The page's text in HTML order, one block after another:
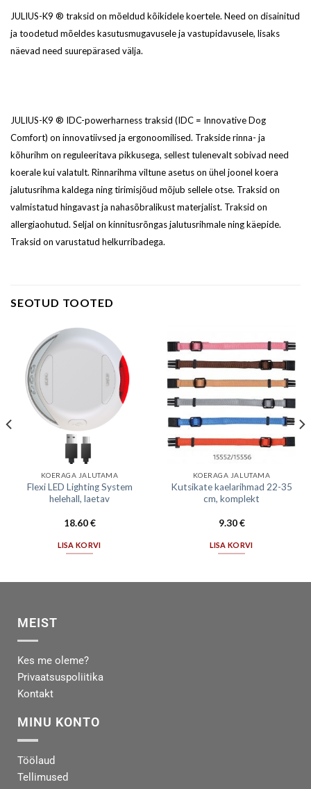
JULIUS-K9 ® traksid on mõeldud kõikidele koertele. Need on disainitud
ja toodetud mõeldes kasutusmugavusele ja vastupidavusele, lisaks
näevad need suurepärased välja.
JULIUS-K9 ® IDC-powerharness traksid (IDC = Innovative Dog
Comfort) on innovatiivsed ja ergonoomilised. Trakside rinna- ja
kõhurihm on reguleeritava pikkusega, sellest tulenevalt sobivad need
koerale kui valatult. Rinnarihma viltune asetus on ühel joonel koera
jalutusrihma kaldega ning tirimisjõud mõjub sellele otse. Traksid on
valmistatud hingavast ja nahasõbralikust materjalist. Traksid on
allergiaohutud. Seljal on kinnitusrõngas jalutusrihmale ning käepide.
Traksid on varustatud helkurribadega.
SEOTUD TOOTED
KOERAGA JALUTAMA
Flexi LED Lighting System
helehall, laetav
18.60€
LISA KORVI
KOERAGA JALUTAMA
Kutsikate kaelarihmad 22-35
cm, komplekt
9.30€
LISA KORVI
MEIST
Kes me oleme?
Privaatsuspoliitika
Kontakt
MINU KONTO
Töölaud
Tellimused